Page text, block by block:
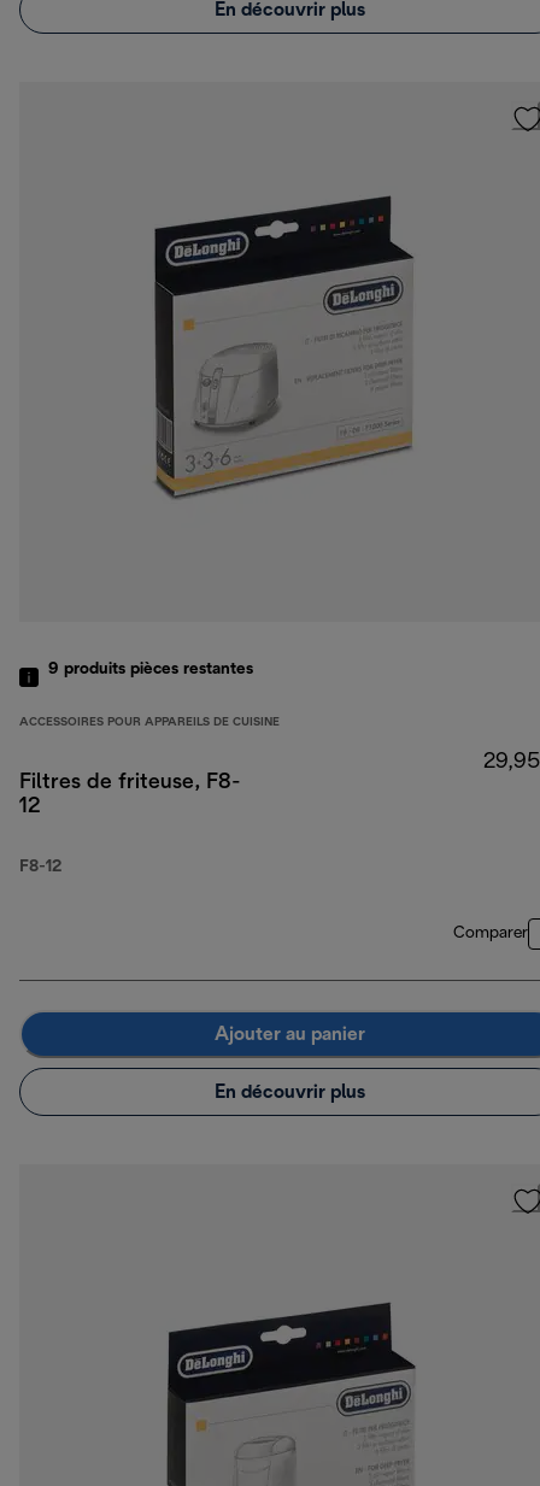
En découvrir plus
9 produits pièces restantes
ACCESSOIRES POUR APPAREILS DE CUISINE
Filtres de friteuse, F8-
12
F8-12
Comparer
Ajouter au panier
En découvrir plus